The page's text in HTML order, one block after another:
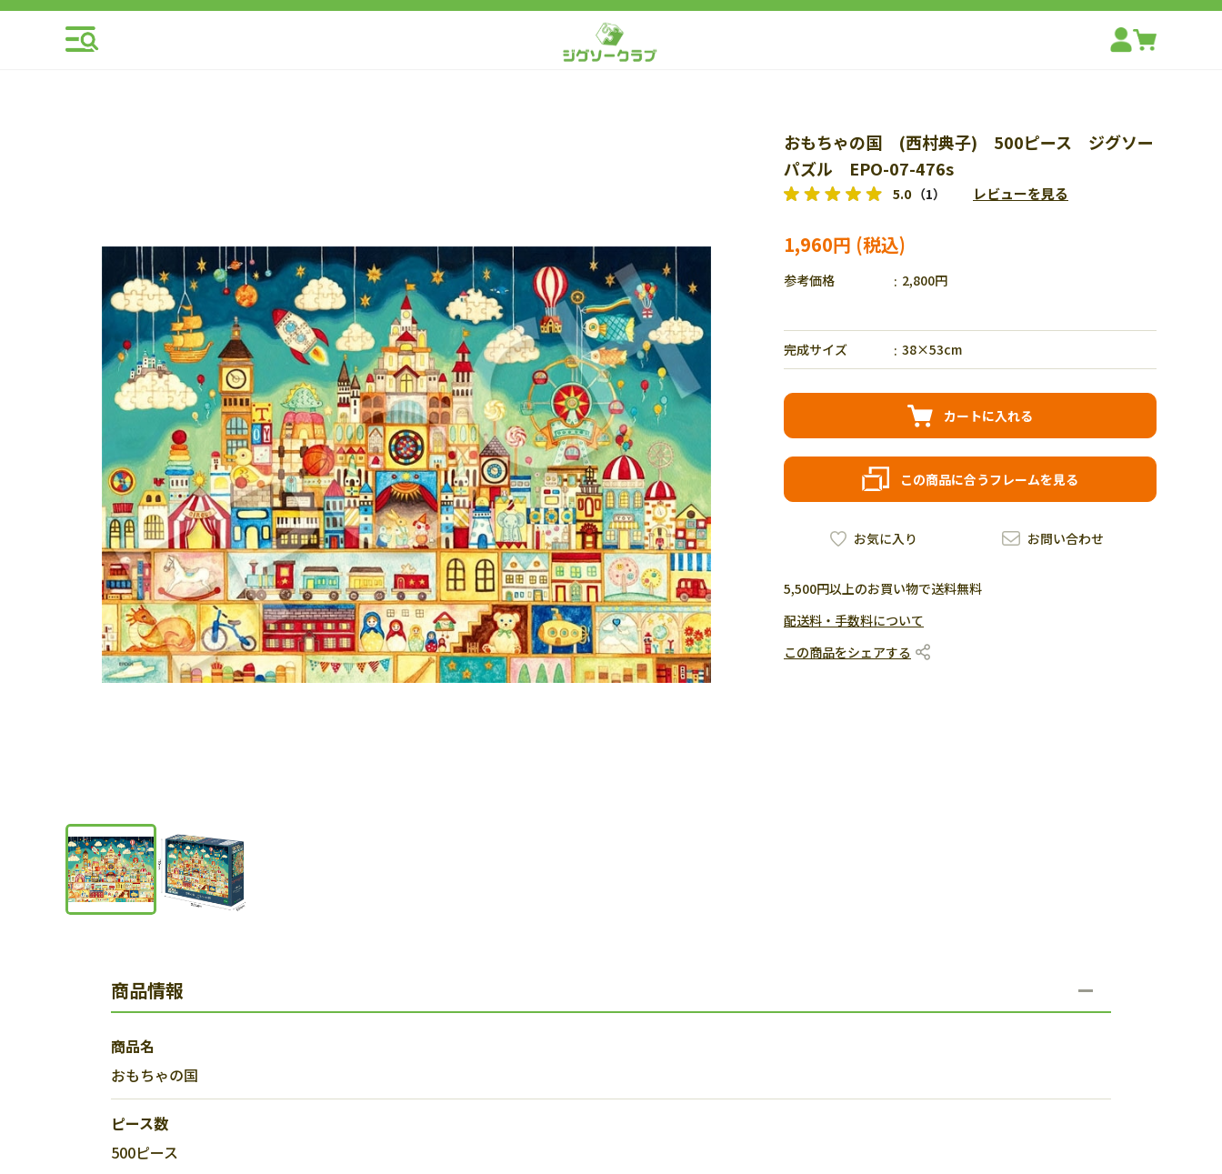
おもちゃの国 (西村典子) 500ピース ジグソー
パズル EPO-07-476s
5.0 （1） レビューを見る
1,960円
参考価格 2,800円
完成サイズ 38×53cm
カートに入れる
この商品に合うフレームを見る
お問い合わせ
お気に入り
5,500円以上のお買い物で送料無料
配送料・手数料について
この商品をシェアする
商品情報
商品名
おもちゃの国
ピース数
500ピース